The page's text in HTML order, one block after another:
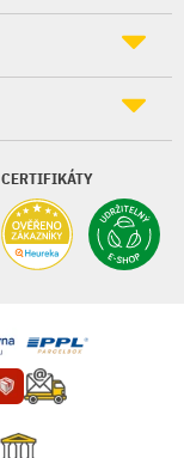
CERTIFIKÁTY